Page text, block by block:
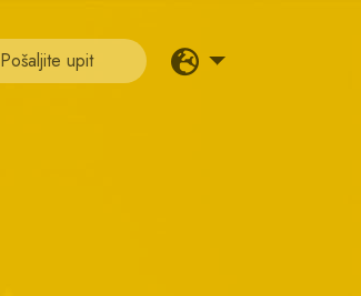
Pošaljite upit